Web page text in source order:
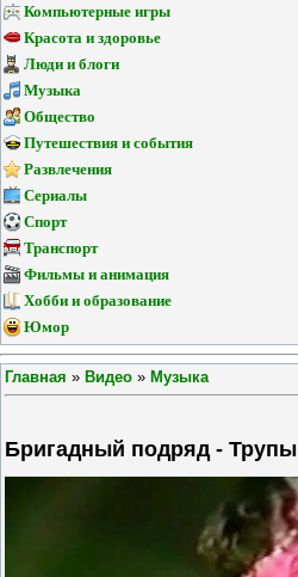
Компьютерные игры
Красота и здоровье
Люди и блоги
Музыка
Общество
Путешествия и события
Развлечения
Сериалы
Спорт
Транспорт
Фильмы и анимация
Хобби и образование
Юмор
Главная » Видео » Музыка
Бригадный подряд - Трупы